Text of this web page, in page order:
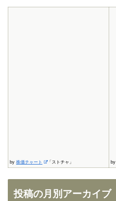
by 株価チャート 「ストチャ」 by
投稿の月別アーカイブ